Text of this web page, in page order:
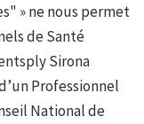
» ne nous permet
de Santé
Sirona
Professionnel
National de